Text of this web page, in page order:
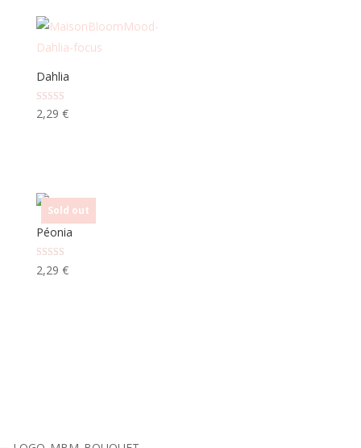
Dahlia
Note
5.00
2,29 €
Sold out
Péonia
Note
5.00
2,29 €